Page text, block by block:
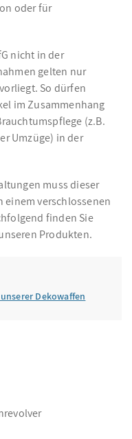
oder für
nicht in der
gelten nur
So dürfen
im Zusammenhang
(z.B.
Umzüge) in der
muss dieser
verschlossenen
finden Sie
Produkten.
Dekowaffen